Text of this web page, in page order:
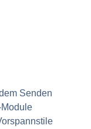
Senden